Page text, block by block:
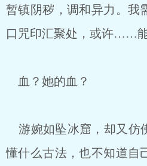
暂镇阴秽，调和异力。我
口咒印汇聚处，或许……
血？她的血？
游婉如坠冰窟，却又仿
懂什么古法，也不知道自